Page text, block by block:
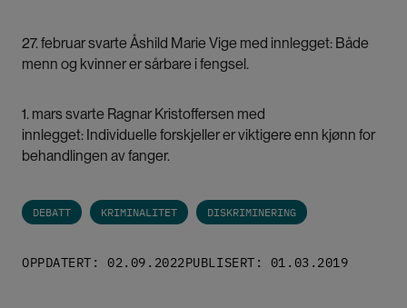
27. februar svarte Åshild Marie Vige med innlegget: Både
menn og kvinner er sårbare i fengsel.
1. mars svarte Ragnar Kristoffersen med
innlegget: Individuelle forskjeller er viktigere enn kjønn for
behandlingen av fanger.
DEBATT KRIMINALITET DISKRIMINERING
OPPDATERT: 02.09.2022PUBLISERT: 01.03.2019